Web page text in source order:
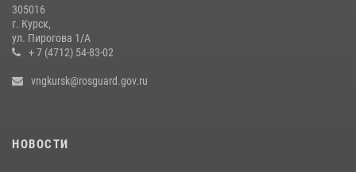
09 июля 2026, 11:04
305016
г. Курск,
ул. Пирогова 1/А
+ 7 (4712) 54-83-02
vngkursk@rosguard.gov.ru
НОВОСТИ